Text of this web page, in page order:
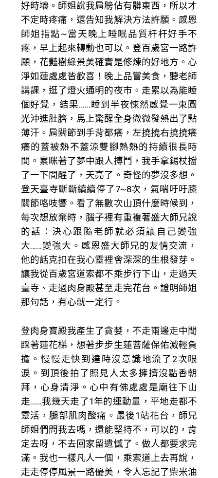
好時壞。師姐說我肩膀佔有髒東西，所以才
不定時疼痛，還告知我解決方法許願。感恩
師姐指點~當天晚上睡眠品質杆杆好手不
疼，早上起來轉動也可以。登百歲宮一路許
願，花豔樹綠景美確實是修煉的好地方。心
淨如蓮處處皆歡喜！晚上品嘗美食，聽老師
講課，逛了燈火通明的夜市。走累以為能睡
個好覺，結果……睡到半夜悚然感覺一束圓
光沖進肚臍，馬上驚醒全身微微發熱出了點
薄汗。肩關節到手背都癢，左撓撓右撓撓癢
癢的蓋被熱不蓋涼雙腳熱熱的持續很長時
間。累眯著了夢中跟人搏鬥，我手拿錫杖擋
了一下間醒了，天亮了。奇怪的夢沒多想。
登天臺寺斷斷續續停了7~8次，氣喘吁吁膝
關節咯吱響。看了無數次山頂什麼時候到，
每次想放棄時，腦子裡有重複著盛大師兄說
的話：決心跟隨老師就必須讓自己變強
大……變強大。感恩盛大師兄的友情交流，
他的話克扣在我心靈裡會深深的生根發芽。
讓我從百歲宮道索都不乘步行下山，走過天
臺寺、走過肉身殿甚至走完花台。證明師姐
那句話，有心就一定行。
登肉身寶殿我產生了貪婪，不走兩邊走中間
踩著蓮花梯，想著步步生蓮菩薩保佑減輕負
擔。慢慢走快到達時沒意識地流了2次眼
淚。到頂後拍了照見人太多擁擠沒點香朝
拜，心身清淨。心中有佛處處是廟往下山
走……我幾天走了1年的運動量，平地走都不
靈活，腿部肌肉酸痛。最後1站花台，師兄
師姐們問我去嗎，還能堅持不，可以的，肯
定去呀，不去回家留遺憾了。做人都要求完
滿。我也一樣凡人一個，乘索道上去再說，
走走停停風景一路優美，令人忘記了柴米油